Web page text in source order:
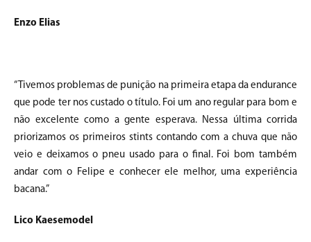
Enzo Elias
“Tivemos problemas de punição na primeira etapa da endurance
que pode ter nos custado o título. Foi um ano regular para bom e
não excelente como a gente esperava. Nessa última corrida
priorizamos os primeiros stints contando com a chuva que não
veio e deixamos o pneu usado para o final. Foi bom também
andar com o Felipe e conhecer ele melhor, uma experiência
bacana.”
Lico Kaesemodel